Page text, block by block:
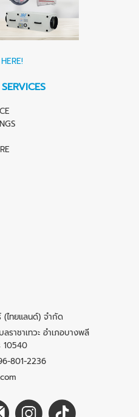
(ไทยแลนด์) จำกัด
ราชาเทวะ อำเภอบางพลี
801-2236